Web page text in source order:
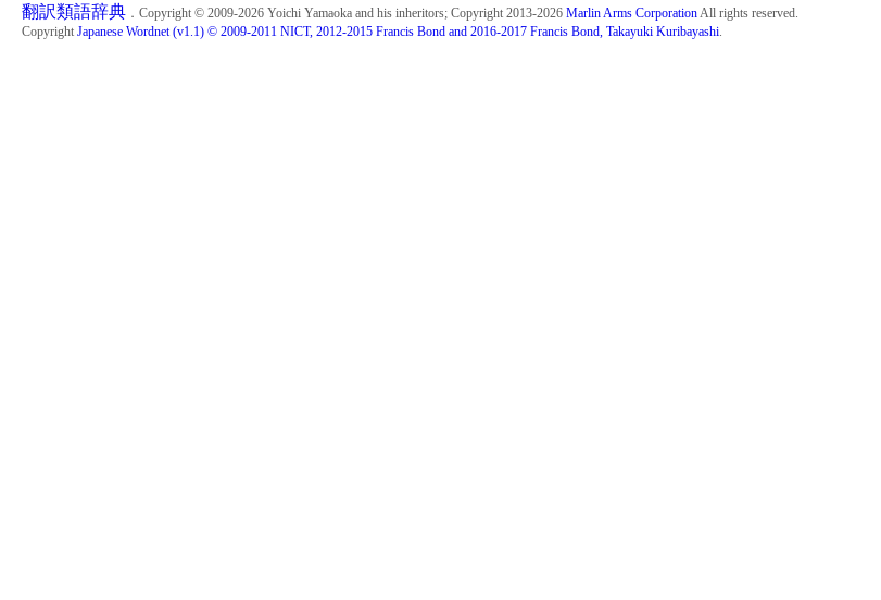
翻訳類語辞典 ．Copyright © 2009-2026 Yoichi Yamaoka and his inheritors; Copyright 2013-2026 Marlin Arms CorporationAll rights reserved.
Copyright Japanese Wordnet (v1.1) © 2009-2011 NICT, 2012-2015 Francis Bond and 2016-2017 Francis Bond, Takayuki Kuribayashi.